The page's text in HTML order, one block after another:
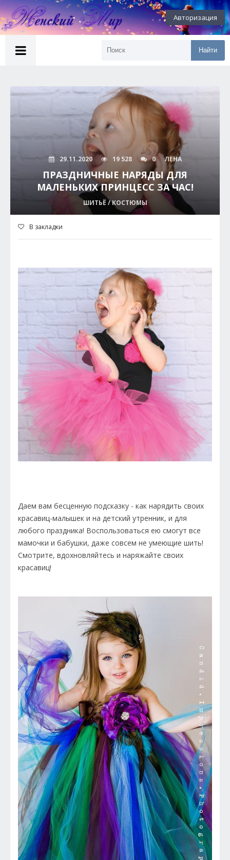
Авторизация
Найти
29.11.2020 19 528 0 ЛЕНА
ПРАЗДНИЧНЫЕ НАРЯДЫ ДЛЯ
МАЛЕНЬКИХ ПРИНЦЕСС ЗА ЧАС!
ШИТЬЁ / КОСТЮМЫ
В закладки
Даем вам бесценную подсказку - как нарядить своих
красавиц-малышек и на детский утренник, и для
любого праздника! Воспользоваться ею смогут все
мамочки и бабушки, даже совсем не умеющие шить!
Смотрите, вдохновляйтесь и наряжайте своих
красавиц!